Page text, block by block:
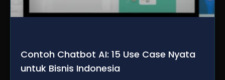
Contoh Chatbot AI: 15 Use Case Nyata
untuk Bisnis Indonesia